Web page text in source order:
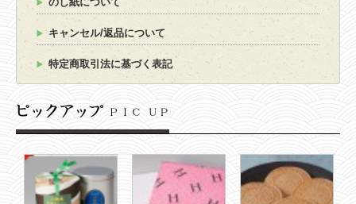
キャンセル/返品について
特定商取引法に基づく表記